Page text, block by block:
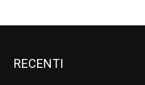
RECENTI